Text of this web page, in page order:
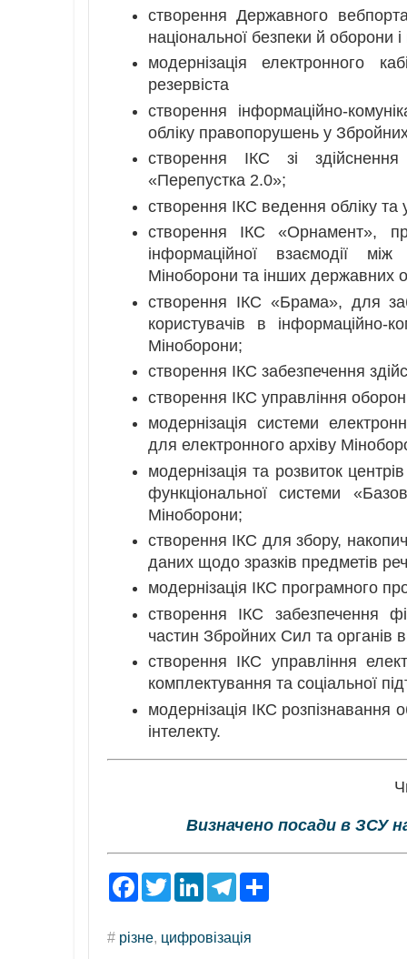
створення Державного
національної безпеки й оборони
модернізація електронного
резервіста
створення інформаційно-
обліку правопорушень у
створення ІКС зі
«Перепустка 2.0»;
створення ІКС ведення обліку та
створення ІКС «Орнамент»,
інформаційної взаємодії між
Міноборони та інших державних
створення ІКС «Брама», для
користувачів в інформаційно-
Міноборони;
створення ІКС забезпечення
створення ІКС управління
модернізація системи
для електронного архіву
модернізація та розвиток
функціональної системи
Міноборони;
створення ІКС для збору,
даних щодо зразків предметів
модернізація ІКС програмного
створення ІКС забезпечення
частин Збройних Сил та органів
створення ІКС управління
комплектування та соціальної
модернізація ІКС розпізнавання
інтелекту.
Визначено посади в ЗСУ
F
a
b
T
w
t
L
e
T
g
# різне, цифровізація